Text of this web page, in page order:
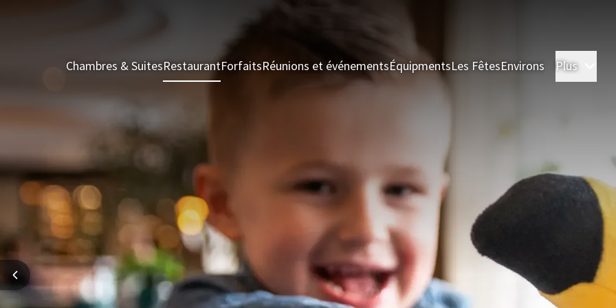
Chambres & SuitesRestaurantForfaitsRéunions et événementsÉquipmentsLes FêtesEnvirons Plus